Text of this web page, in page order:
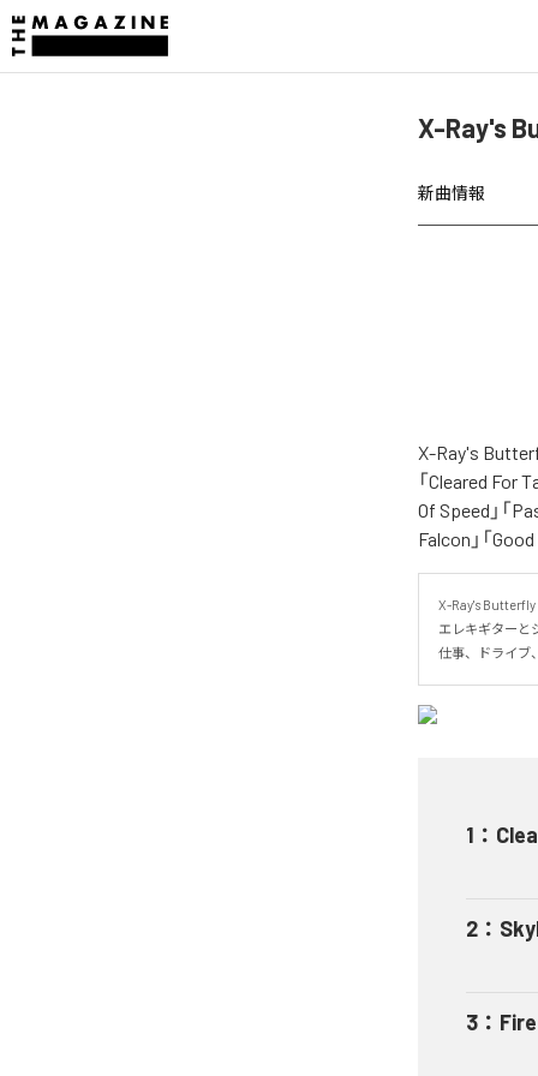
X-Ray's
新曲情報
X-Ray's
「Cleared For
Of Speed」「
Falcon」「
X-Ray's
エレキギターと
仕事、ドライブ
1 ：
2 ：
3 ：